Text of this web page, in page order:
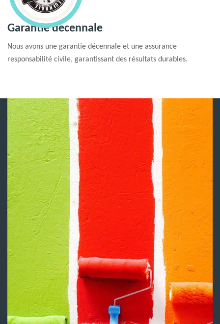
Garantie decennale
Nous avons une garantie décennale et une assurance
responsabilité civile, garantissant des résultats durables.